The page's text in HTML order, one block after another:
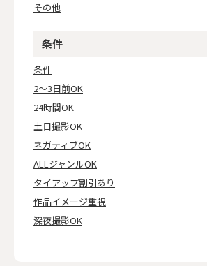
その他
条件
条件
2～3日前OK
24時間OK
土日撮影OK
ネガティブOK
ALLジャンルOK
タイアップ割引あり
作品イメージ重視
深夜撮影OK